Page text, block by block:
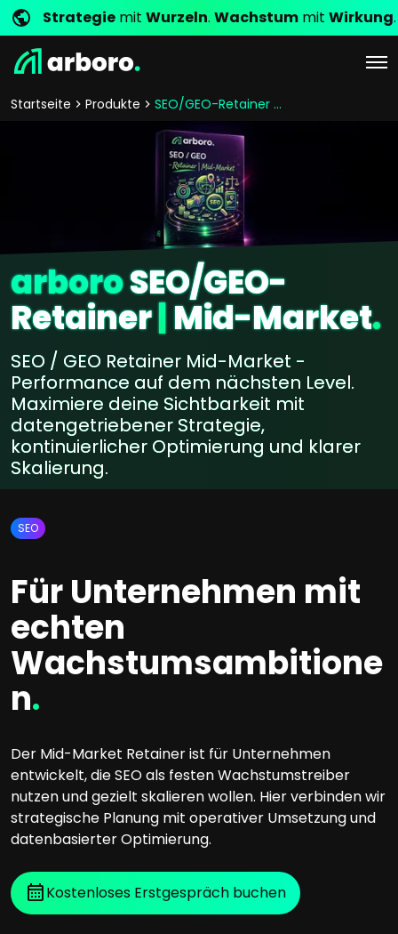
Strategie mit Wurzeln. Wachstum mit Wirkung.
Startseite Produkte SEO/GEO-Retainer Mid-Market
arboroSEO/GEO-
Retainer|Mid-Market.
SEO / GEO Retainer Mid-Market -
Performance auf dem nächsten Level.
Maximiere deine Sichtbarkeit mit
datengetriebener Strategie,
kontinuierlicher Optimierung und klarer
Skalierung.
SEO
Für Unternehmen mit
echten
Wachstumsambitione
n.
Der Mid-Market Retainer ist für Unternehmen
entwickelt, die SEO als festen Wachstumstreiber
nutzen und gezielt skalieren wollen. Hier verbinden wir
strategische Planung mit operativer Umsetzung und
datenbasierter Optimierung.
Kostenloses Erstgespräch buchen